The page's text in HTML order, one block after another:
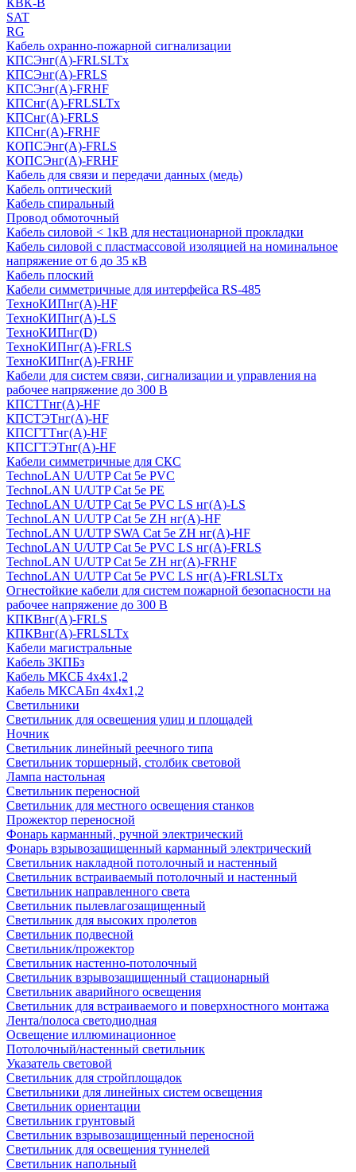
КВК-В
SAT
RG
Кабель охранно-пожарной сигнализации
КПСЭнг(А)-FRLSLTx
КПСЭнг(А)-FRLS
КПСЭнг(А)-FRHF
КПСнг(А)-FRLSLTx
КПСнг(А)-FRLS
КПСнг(А)-FRHF
КОПСЭнг(А)-FRLS
КОПСЭнг(А)-FRHF
Кабель для связи и передачи данных (медь)
Кабель оптический
Кабель спиральный
Провод обмоточный
Кабель силовой < 1кВ для нестационарной прокладки
Кабель силовой с пластмассовой изоляцией на номинальное
напряжение от 6 до 35 кВ
Кабель плоский
Кабели симметричные для интерфейса RS-485
ТеxноКИПнг(A)-HF
ТеxноКИПнг(A)-LS
ТеxноКИПнг(D)
ТехноКИПнг(A)-FRLS
ТехноКИПнг(A)-FRHF
Кабели для систем связи, сигнализации и управления на
рабочее напряжение до 300 В
КПСТТнг(A)-HF
КПСТЭТнг(A)-HF
КПСГТТнг(A)-HF
КПСГТЭТнг(A)-HF
Кабели симметричные для СКС
TechnoLAN U/UTP Cat 5e PVC
TechnoLAN U/UTP Cat 5e PE
TechnoLAN U/UTP Cat 5e PVC LS нг(A)-LS
TechnoLAN U/UTP Cat 5e ZH нг(A)-HF
TechnoLAN U/UTP SWA Cat 5e ZH нг(A)-HF
TechnoLAN U/UTP Cat 5e PVC LS нг(A)-FRLS
TechnoLAN U/UTP Cat 5e ZH нг(A)-FRHF
TechnoLAN U/UTP Cat 5e PVC LS нг(A)-FRLSLTx
Огнестойкие кабели для систем пожарной безопасности на
рабочее напряжение до 300 В
КПКВнг(A)-FRLS
КПКВнг(A)-FRLSLTx
Кабели магистральные
Кабель ЗКПБз
Кабель МКСБ 4х4х1,2
Кабель МКСАБп 4х4х1,2
Светильники
Светильник для освещения улиц и площадей
Ночник
Светильник линейный реечного типа
Светильник торшерный, столбик световой
Лампа настольная
Светильник переносной
Светильник для местного освещения станков
Прожектор переносной
Фонарь карманный, ручной электрический
Фонарь взрывозащищенный карманный электрический
Светильник накладной потолочный и настенный
Светильник встраиваемый потолочный и настенный
Светильник направленного света
Светильник пылевлагозащищенный
Светильник для высоких пролетов
Светильник подвесной
Светильник/прожектор
Светильник настенно-потолочный
Светильник взрывозащищенный стационарный
Светильник аварийного освещения
Светильник для встраиваемого и поверхностного монтажа
Лента/полоса светодиодная
Освещение иллюминационное
Потолочный/настенный светильник
Указатель световой
Светильник для стройплощадок
Светильники для линейных систем освещения
Светильник ориентации
Светильник грунтовый
Светильник взрывозащищенный переносной
Светильник для освещения туннелей
Светильник напольный